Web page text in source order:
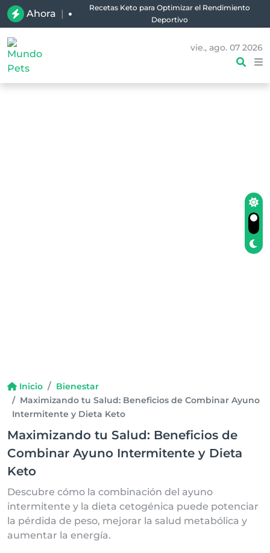
Ahora |
Recetas Keto para Optimizar el Rendimiento
Deportivo
vie., ago. 07 2026
Inicio
Bienestar
Maximizando tu Salud: Beneficios de Combinar Ayuno
Intermitente y Dieta Keto
Maximizando tu Salud: Beneficios de
Combinar Ayuno Intermitente y Dieta
Keto
Descubre cómo la combinación del ayuno
intermitente y la dieta cetogénica puede potenciar
la pérdida de peso, mejorar la salud metabólica y
aumentar la energía.